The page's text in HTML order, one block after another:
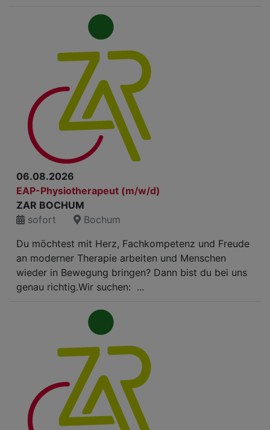
06.08.2026
EAP-Physiotherapeut (m/w/d)
ZAR BOCHUM
sofort
Bochum
Du möchtest mit Herz, Fachkompetenz und Freude
an moderner Therapie arbeiten und Menschen
wieder in Bewegung bringen? Dann bist du bei uns
genau richtig.Wir suchen: ...